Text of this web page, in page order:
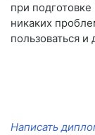
при
никаких
пользоваться и
Написать